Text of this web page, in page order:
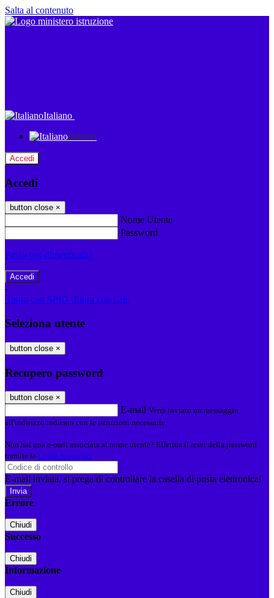
Salta al contenuto
Italiano
Italiano
Accedi
Accedi
button close ×
Nome Utente
Password
Password dimenticata?
-
Entra con SPID Entra con CIE
Seleziona utente
button close ×
Recupero password
button close ×
E-mail Verrà inviato un messaggio
all'indirizzo indicato con le istruzioni necessarie.
Non hai una e-mail associata al nome utente? Effettua il reset della password
tramite la Login Spaggiari
E-mail inviata, si prega di controllare la casella di posta elettronica!
Errore
Chiudi
Successo
Chiudi
Informazione
Chiudi